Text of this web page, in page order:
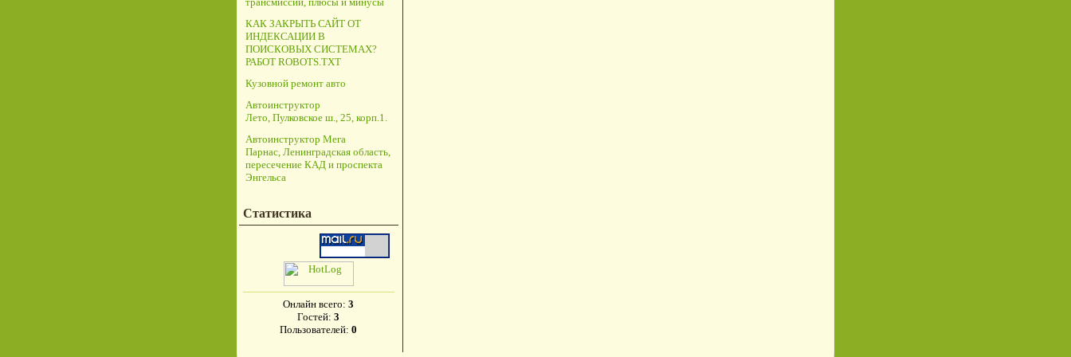
КАК ЗАКРЫТЬ САЙТ ОТ
ИНДЕКСАЦИИ В
ПОИСКОВЫХ СИСТЕМАХ?
РАБОТ ROBOTS.TXT
Кузовной ремонт авто
Автоинструктор
Лето, Пулковское ш., 25, корп.1.
Автоинструктор Мега
Парнас, Ленинградская область,
пересечение КАД и проспекта
Энгельса
Статистика
Онлайн всего: 3
Гостей: 3
Пользователей: 0